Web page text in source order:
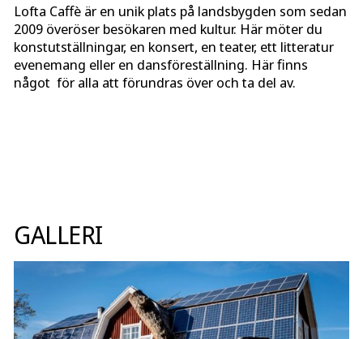
Lofta Caffè är en unik plats på landsbygden som sedan
2009 överöser besökaren med kultur. Här möter du
konstutställningar, en konsert, en teater, ett litteratur
evenemang eller en dansföreställning. Här finns
något för alla att förundras över och ta del av.
GALLERI